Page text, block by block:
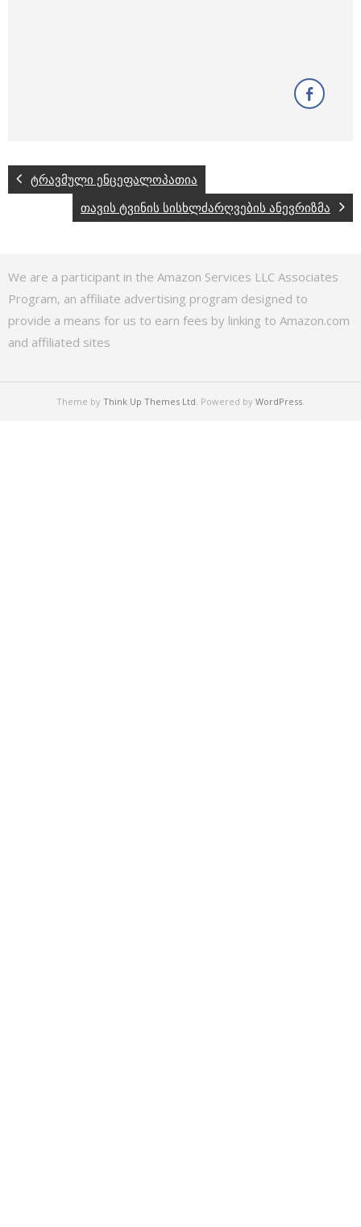
ტრავმული ენცეფალოპათია
თავის ტვინის სისხლძარღვების ანევრიზმა
We are a participant in the Amazon Services LLC Associates
Program, an affiliate advertising program designed to
provide a means for us to earn fees by linking to Amazon.com
and affiliated sites
Theme by Think Up Themes Ltd. Powered by WordPress.